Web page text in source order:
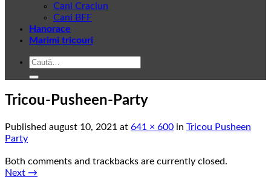
Cani Craciun
Cani BFF
Hanorace
Marimi tricouri
Caută
Tricou-Pusheen-Party
Published august 10, 2021 at 641 × 600 in Tricou Pusheen
Party
Both comments and trackbacks are currently closed.
Next →